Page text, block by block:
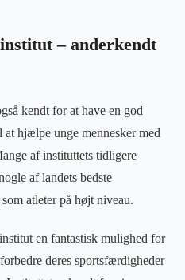
– anderkendt
kendt for at have en god
hjælpe unge mennesker med
af instituttets tidligere
af landets bedste
atleter på højt niveau.
en fantastisk mulighed for
deres sportsfærdigheder